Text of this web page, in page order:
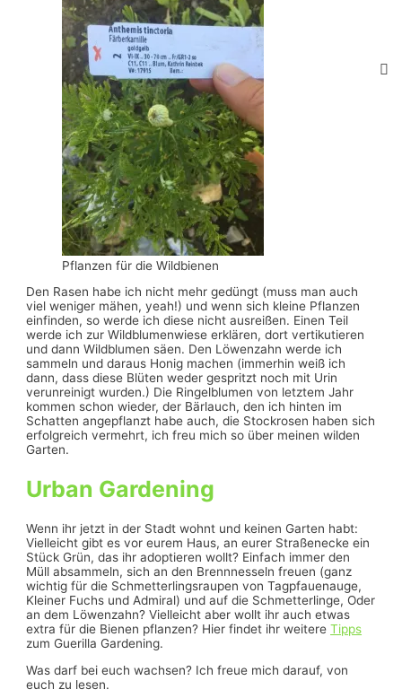
Pflanzen für die Wildbienen
Den Rasen habe ich nicht mehr gedüngt (muss man auch
viel weniger mähen, yeah!) und wenn sich kleine Pflanzen
einfinden, so werde ich diese nicht ausreißen. Einen Teil
werde ich zur Wildblumenwiese erklären, dort vertikutieren
und dann Wildblumen säen. Den Löwenzahn werde ich
sammeln und daraus Honig machen (immerhin weiß ich
dann, dass diese Blüten weder gespritzt noch mit Urin
verunreinigt wurden.) Die Ringelblumen von letztem Jahr
kommen schon wieder, der Bärlauch, den ich hinten im
Schatten angepflanzt habe auch, die Stockrosen haben sich
erfolgreich vermehrt, ich freu mich so über meinen wilden
Garten.
Urban Gardening
Wenn ihr jetzt in der Stadt wohnt und keinen Garten habt:
Vielleicht gibt es vor eurem Haus, an eurer Straßenecke ein
Stück Grün, das ihr adoptieren wollt? Einfach immer den
Müll absammeln, sich an den Brennnesseln freuen (ganz
wichtig für die Schmetterlingsraupen von Tagpfauenauge,
Kleiner Fuchs und Admiral) und auf die Schmetterlinge, Oder
an dem Löwenzahn? Vielleicht aber wollt ihr auch etwas
extra für die Bienen pflanzen? Hier findet ihr weitereTipps
zum Guerilla Gardening.
Was darf bei euch wachsen? Ich freue mich darauf, von
euch zu lesen.